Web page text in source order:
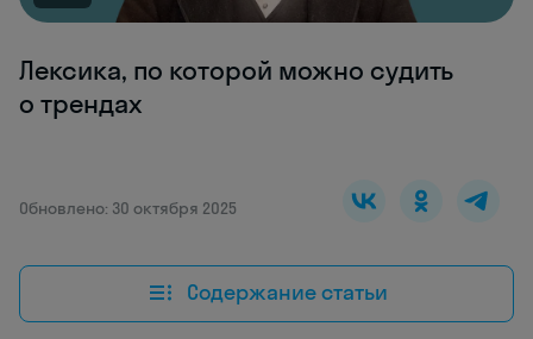
Лексика, по которой можно судить
о трендах
Обновлено: 30 октября 2025
Содержание статьи